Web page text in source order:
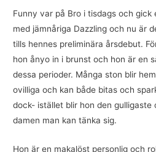
​​​​​​​Funny var på Bro i tisdags och
med jämnåriga Dazzling och nu är
tills hennes preliminära årsdebut.
hon ånyo in i brunst och hon är en
dessa perioder. Många ston blir
ovilliga och kan både bitas och
dock- istället blir hon den gulligaste
damen man kan tänka sig.
Hon är en makalöst personlig och